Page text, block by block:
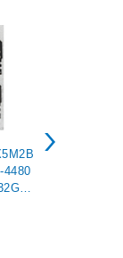
4480